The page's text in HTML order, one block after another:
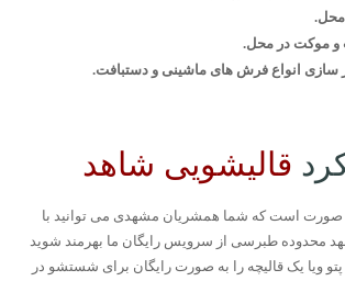
موکت در محل.
سازی انواع فرش های ماشینی و دستبافت.
قالیشویی شاهد
صورت است که شما همشریان مشهدی می توانید با
محدوده طبرسی از سرویس رایگان ما بهرمند شوید
ویا یک قالیچه را به صورت رایگان برای شستشو در